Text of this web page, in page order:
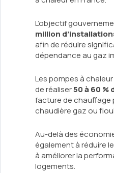
L’objectif
million
afin de réduire
dépendance au gaz
Les pompes à
de réaliser50 à 60 %
facture de chauffage
chaudière gaz ou
Au-delà des
également à réduire
à améliorer la
logements.